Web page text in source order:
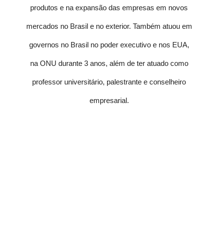
produtos e na expansão das empresas em novos
mercados no Brasil e no exterior. Também atuou em
governos no Brasil no poder executivo e nos EUA,
na ONU durante 3 anos, além de ter atuado como
professor universitário, palestrante e conselheiro
empresarial.